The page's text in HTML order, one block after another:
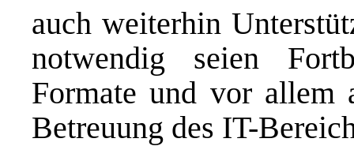
auch weiterhin
notwendig seien
Formate und vor allem
Betreuung des IT-